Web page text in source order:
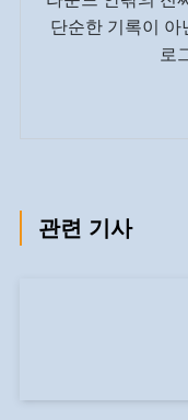
단순한 기록이 아
로
관련 기사